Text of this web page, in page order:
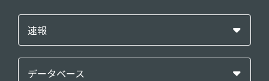
速報
データベース